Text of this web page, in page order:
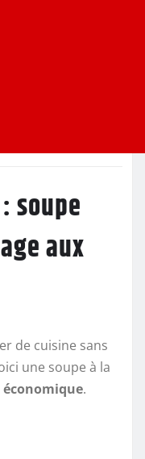
soupe
aux
de cuisine sans
une soupe à la
.